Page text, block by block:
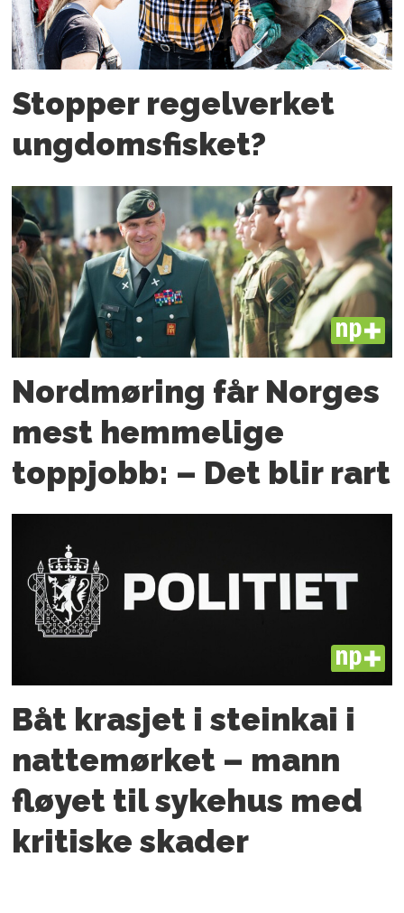
Stopper regelverket
ungdoms­fisket?
PLUS
Nordmøring får Norges
mest hemmelige
toppjobb: – Det blir rart
PLUS
Båt krasjet i steinkai i
nattemørket – mann
fløyet til sykehus med
kritiske skader